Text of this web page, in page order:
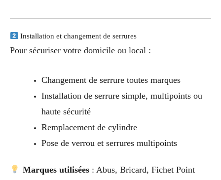
Installation et changement de serrures
Pour sécuriser votre domicile ou local :
Changement de serrure toutes marques
Installation de serrure simple, multipoints ou
haute sécurité
Remplacement de cylindre
Pose de verrou et serrures multipoints
Marques utilisées: Abus, Bricard, Fichet Point